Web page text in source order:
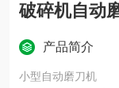
破碎机自动
产品简介
小型自动磨刀机